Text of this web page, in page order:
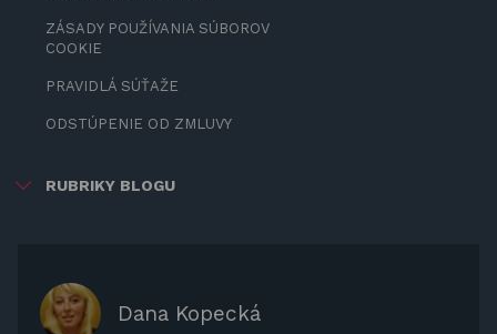
ZÁSADY POUŽÍVANIA SÚBOROV
COOKIE
PRAVIDLÁ SÚŤAŽE
ODSTÚPENIE OD ZMLUVY
RUBRIKY BLOGU
OCHRANNÉ KRYTY PRE
ZÁHRADNÝ NÁBYTOK
Dana Kopecká